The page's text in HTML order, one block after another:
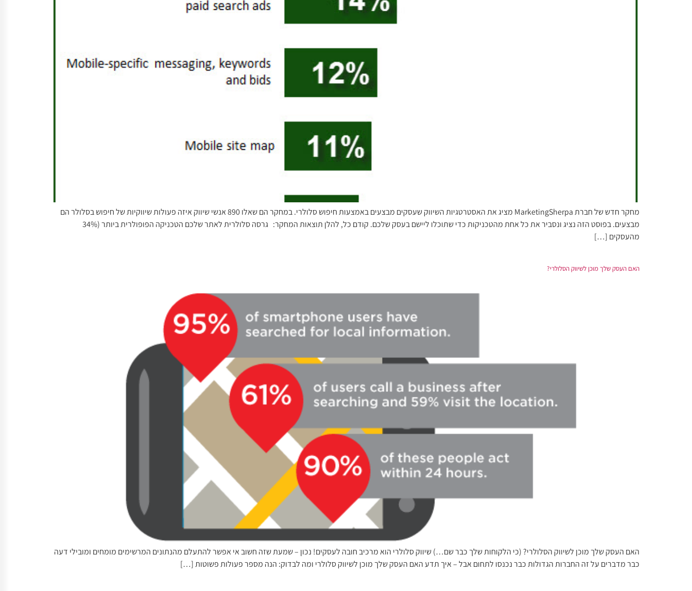
מחקר חדש של חברת MarketingSherpa מציג את האסטרטגיות השיווק שעסקים מבצעים באמצעות חיפוש סלולרי. במחקר הם שאלו 890 אנשי שיווק איזה פעולות שיווקיות של חיפוש בסלולר הם
מבצעים. בפוסט הזה נציג ונסביר את כל אחת מהטכניקות כדי שתוכלו ליישם בעסק שלכם. קודם כל, להלן תוצאות המחקר: גרסה סלולרית לאתר שלכם הטכניקה הפופולרית ביותר (34%
מהעסקים […]
האם העסק שלך מוכן לשיווק הסלולרי?
האם העסק שלך מוכן לשיווק הסלולרי? (כי הלקוחות שלך כבר שם…) שיווק סלולרי הוא מרכיב חובה לעסקים! נכון – שמעת שזה חשוב אי אפשר להתעלם מהנתונים המרשימים מומחים ומובילי דעה
כבר מדברים על זה החברות הגדולות כבר נכנסו לתחום אבל – איך תדע האם העסק שלך מוכן לשיווק סלולרי ומה לבדוק: הנה מספר פעולות פשוטות […]